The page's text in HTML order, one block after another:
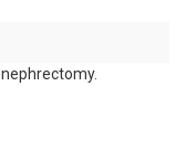
nephrectomy.